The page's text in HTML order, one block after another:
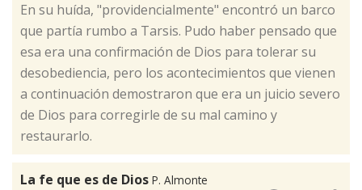
En su huída, "providencialmente" encontró un barco
que partía rumbo a Tarsis. Pudo haber pensado que
esa era una confirmación de Dios para tolerar su
desobediencia, pero los acontecimientos que vienen
a continuación demostraron que era un juicio severo
de Dios para corregirle de su mal camino y
restaurarlo.
La fe que es de Dios P. Almonte